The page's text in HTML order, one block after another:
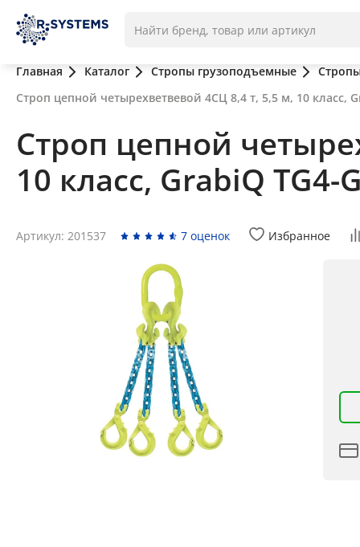
Главная Каталог Стропы грузоподъемные
Строп цепной четырехветвевой 4СЦ 8,4 т, 5,5 м, 10 класс,
Строп цепной
10 класс, GrabiQ TG4-
Артикул: 201537 7 оценок Избранное